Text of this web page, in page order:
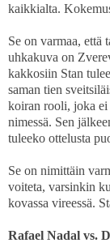
kaikkialta.
Se on varmaa, että
uhkakuva on
kakkosiin Stan
saman tien
koiran rooli, joka ei
nimessä. Sen
tuleeko ottelusta
Se on nimittäin
voiteta, varsinkin
kovassa vireessä.
Rafael Nadal vs.